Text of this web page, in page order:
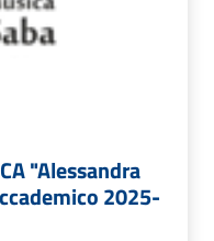
"Alessandra
2025-